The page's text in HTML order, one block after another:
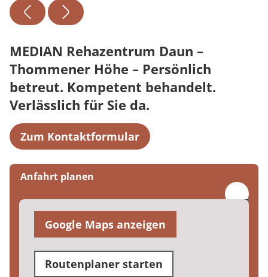
MEDIAN Rehazentrum Daun –
Thommener Höhe – Persönlich
betreut. Kompetent behandelt.
Verlässlich für Sie da.
Zum Kontaktformular
Anfahrt planen
Google Maps anzeigen
Routenplaner starten